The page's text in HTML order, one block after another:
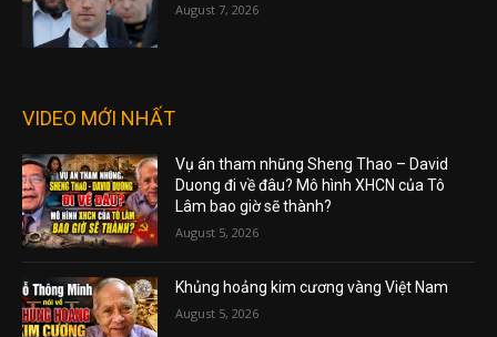
August 7, 2026
VIDEO MỚI NHẤT
Vụ án tham nhũng Sheng Thao – David
Duong đi về đâu? Mô hình XHCN của Tô
Lâm bao giờ sẽ thành?
August 5, 2026
Khủng hoảng kim cương vàng Việt Nam
August 5, 2026